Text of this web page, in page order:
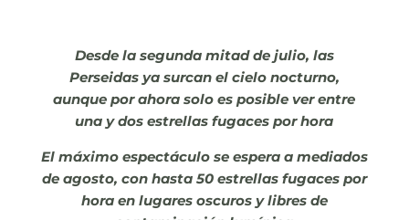
Desde la segunda mitad de julio, las
Perseidas ya surcan el cielo nocturno,
aunque por ahora solo es posible ver entre
una y dos estrellas fugaces por hora
El máximo espectáculo se espera a mediados
de agosto, con hasta 50 estrellas fugaces por
hora en lugares oscuros y libres de